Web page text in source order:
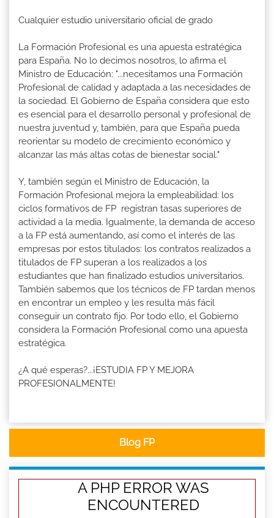
Cualquier estudio universitario oficial de grado
La Formación Profesional es una apuesta estratégica
para España. No lo decimos nosotros, lo afirma el
Ministro de Educación: "...necesitamos una Formación
Profesional de calidad y adaptada a las necesidades de
la sociedad. El Gobierno de España considera que esto
es esencial para el desarrollo personal y profesional de
nuestra juventud y, también, para que España pueda
reorientar su modelo de crecimiento económico y
alcanzar las más altas cotas de bienestar social."
Y, también según el Ministro de Educación, la
Formación Profesional mejora la empleabilidad: los
ciclos formativos de FP registran tasas superiores de
actividad a la media. Igualmente, la demanda de acceso
a la FP está aumentando, así como el interés de las
empresas por estos titulados: los contratos realizados a
titulados de FP superan a los realizados a los
estudiantes que han finalizado estudios universitarios.
También sabemos que los técnicos de FP tardan menos
en encontrar un empleo y les resulta más fácil
conseguir un contrato fijo. Por todo ello, el Gobierno
considera la Formación Profesional como una apuesta
estratégica.
¿A qué esperas?...¡ESTUDIA FP Y MEJORA
PROFESIONALMENTE!
Blog FP
A PHP ERROR WAS
ENCOUNTERED